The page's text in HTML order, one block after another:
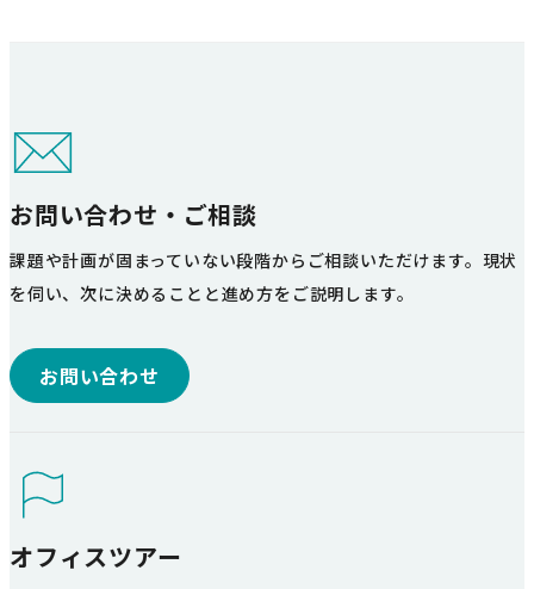
お問い合わせ・ご相談
課題や計画が固まっていない段階からご相談いただけます。現状
を伺い、次に決めることと進め方をご説明します。
お問い合わせ
オフィスツアー